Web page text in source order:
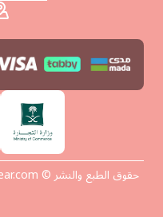
حقوق الطبع والنشر © bloomingwear.com/ جميع الحقوق محفوظة.